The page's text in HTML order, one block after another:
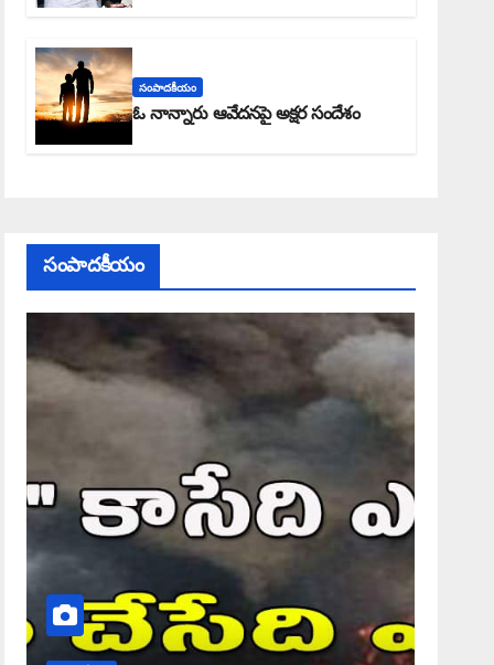
సంపాదకీయం
ఓ నాన్నారు ఆవేదనపై అక్షర సందేశం
సంపాదకీయం